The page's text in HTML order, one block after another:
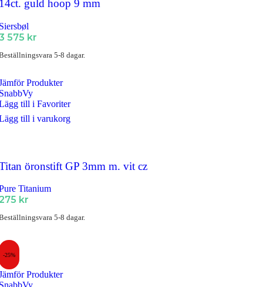
guld hoop 9 mm
575 kr
5-8 dagar.
Produkter
till i Favoriter
till i varukorg
öronstift GP 3mm m. vit cz
Titanium
kr
5-8 dagar.
-25%
Produkter